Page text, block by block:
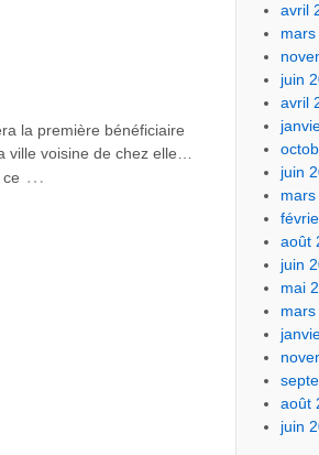
la première bénéficiaire
ville voisine de chez elle…
…
avril
juin
avril
juin
août
juin
mai
août
juin